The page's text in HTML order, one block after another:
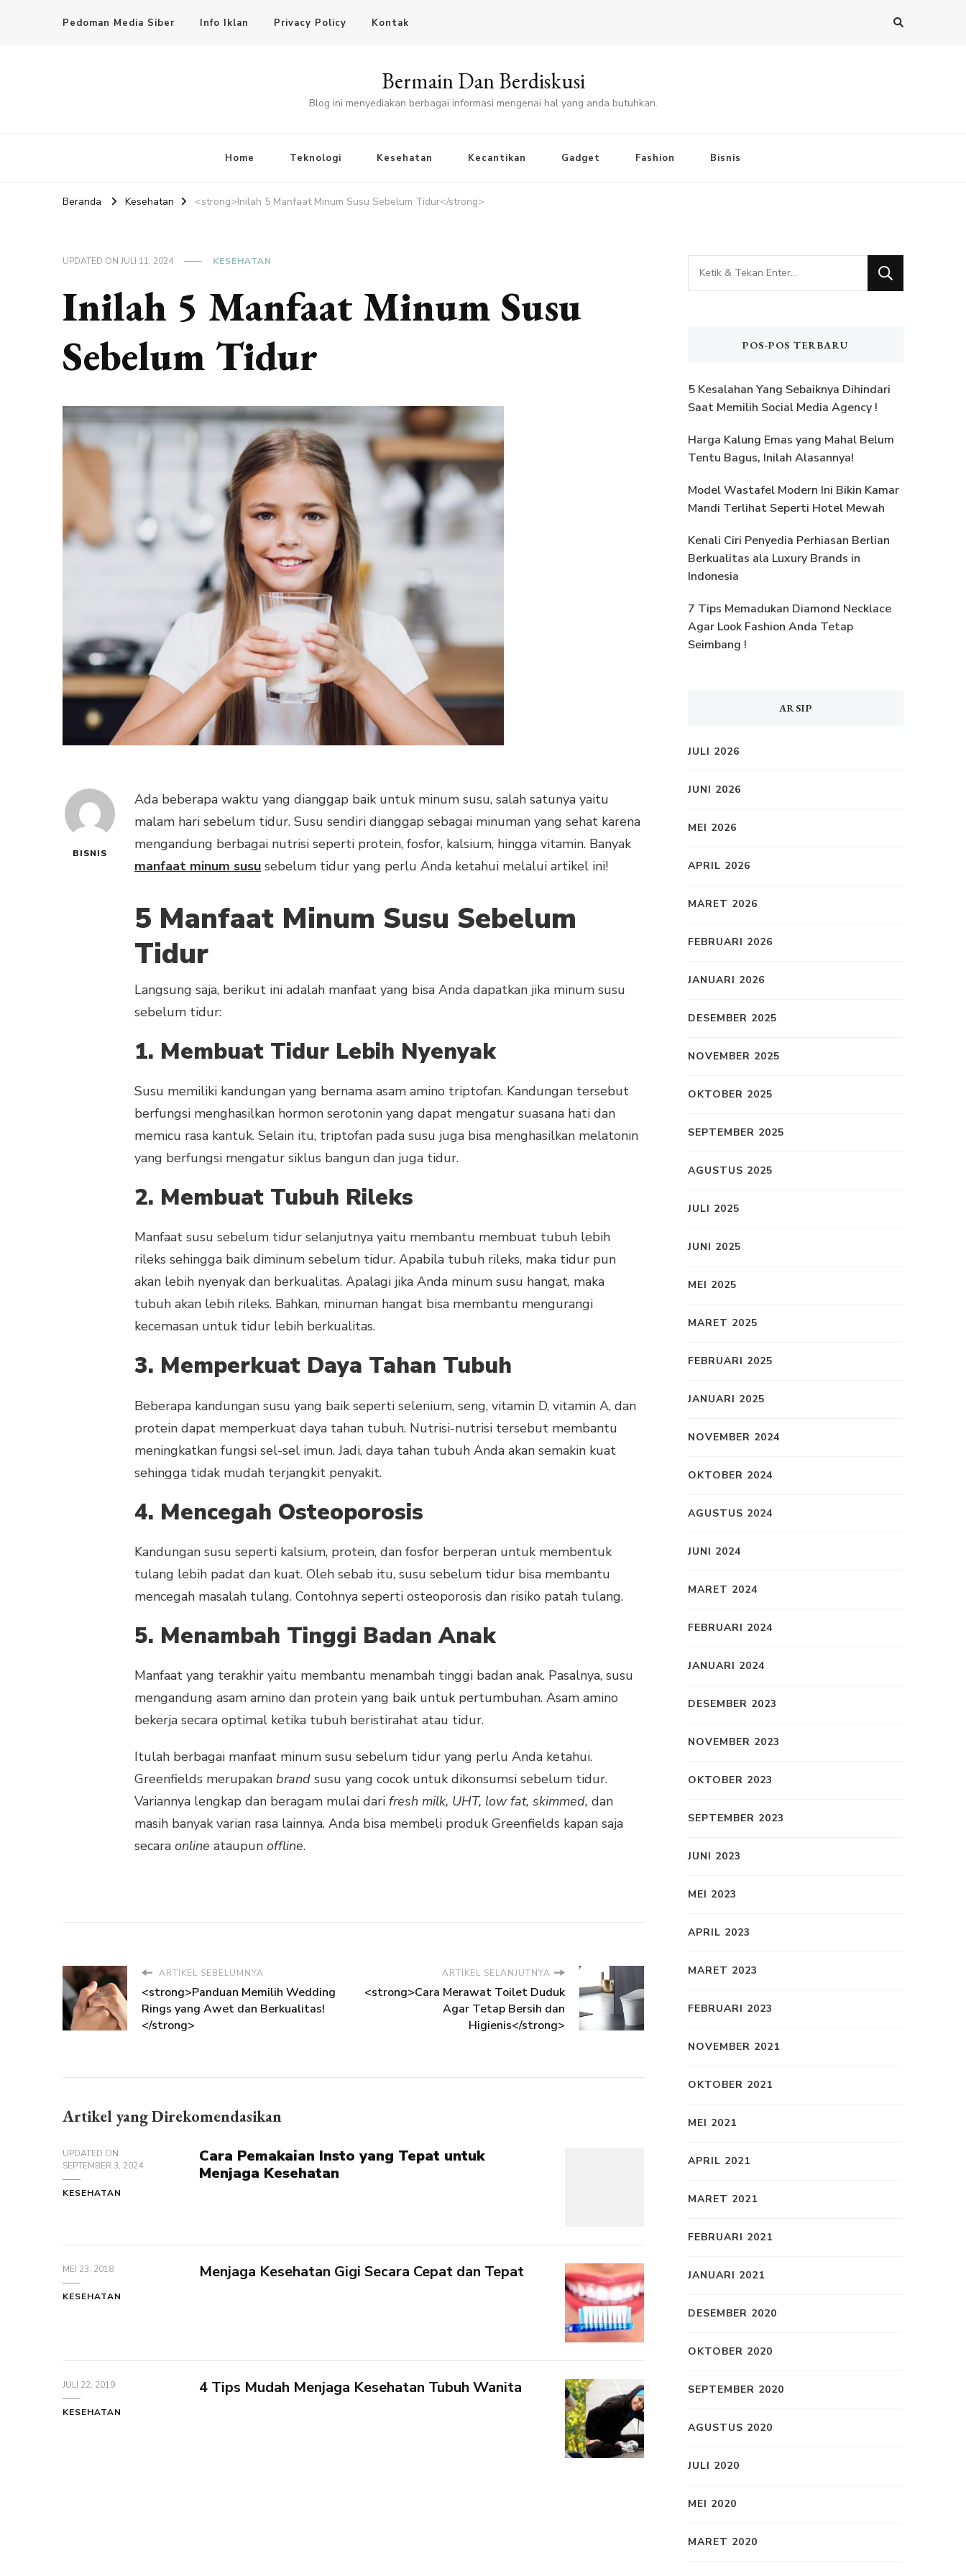
Pedoman Media Siber Info Iklan Privacy Policy Kontak
Bermain Dan Berdiskusi
Blog ini menyediakan berbagai informasi mengenai hal yang anda butuhkan.
Home Teknologi Kesehatan Kecantikan Gadget Fashion Bisnis
Beranda Kesehatan <strong>Inilah 5 Manfaat Minum Susu Sebelum Tidur</strong>
UPDATED ON JULI 11, 2024 KESEHATAN
Inilah 5 Manfaat Minum Susu
Sebelum Tidur
BISNIS
Ada beberapa waktu yang dianggap baik untuk minum susu, salah satunya yaitu
malam hari sebelum tidur. Susu sendiri dianggap sebagai minuman yang sehat karena
mengandung berbagai nutrisi seperti protein, fosfor, kalsium, hingga vitamin. Banyak
manfaat minum susu sebelum tidur yang perlu Anda ketahui melalui artikel ini!
5 Manfaat Minum Susu Sebelum
Tidur
Langsung saja, berikut ini adalah manfaat yang bisa Anda dapatkan jika minum susu
sebelum tidur:
1. Membuat Tidur Lebih Nyenyak
Susu memiliki kandungan yang bernama asam amino triptofan. Kandungan tersebut
berfungsi menghasilkan hormon serotonin yang dapat mengatur suasana hati dan
memicu rasa kantuk. Selain itu, triptofan pada susu juga bisa menghasilkan melatonin
yang berfungsi mengatur siklus bangun dan juga tidur.
2. Membuat Tubuh Rileks
Manfaat susu sebelum tidur selanjutnya yaitu membantu membuat tubuh lebih
rileks sehingga baik diminum sebelum tidur. Apabila tubuh rileks, maka tidur pun
akan lebih nyenyak dan berkualitas. Apalagi jika Anda minum susu hangat, maka
tubuh akan lebih rileks. Bahkan, minuman hangat bisa membantu mengurangi
kecemasan untuk tidur lebih berkualitas.
3. Memperkuat Daya Tahan Tubuh
Beberapa kandungan susu yang baik seperti selenium, seng, vitamin D, vitamin A, dan
protein dapat memperkuat daya tahan tubuh. Nutrisi-nutrisi tersebut membantu
meningkatkan fungsi sel-sel imun. Jadi, daya tahan tubuh Anda akan semakin kuat
sehingga tidak mudah terjangkit penyakit.
4. Mencegah Osteoporosis
Kandungan susu seperti kalsium, protein, dan fosfor berperan untuk membentuk
tulang lebih padat dan kuat. Oleh sebab itu, susu sebelum tidur bisa membantu
mencegah masalah tulang. Contohnya seperti osteoporosis dan risiko patah tulang.
5. Menambah Tinggi Badan Anak
Manfaat yang terakhir yaitu membantu menambah tinggi badan anak. Pasalnya, susu
mengandung asam amino dan protein yang baik untuk pertumbuhan. Asam amino
bekerja secara optimal ketika tubuh beristirahat atau tidur.
Itulah berbagai manfaat minum susu sebelum tidur yang perlu Anda ketahui.
Greenfields merupakan brand susu yang cocok untuk dikonsumsi sebelum tidur.
Variannya lengkap dan beragam mulai dari fresh milk, UHT, low fat, skimmed, dan
masih banyak varian rasa lainnya. Anda bisa membeli produk Greenfields kapan saja
secara online ataupun offline.
ARTIKEL SEBELUMNYA
<strong>Panduan Memilih Wedding
Rings yang Awet dan Berkualitas!
</strong>
ARTIKEL SELANJUTNYA
<strong>Cara Merawat Toilet Duduk
Agar Tetap Bersih dan
Higienis</strong>
Artikel yang Direkomendasikan
UPDATED ON
SEPTEMBER 3, 2024
KESEHATAN
Cara Pemakaian Insto yang Tepat untuk
Menjaga Kesehatan
MEI 23, 2018
KESEHATAN
Menjaga Kesehatan Gigi Secara Cepat dan Tepat
JULI 22, 2019
KESEHATAN
4 Tips Mudah Menjaga Kesehatan Tubuh Wanita
Mencari
Sesuatu?
POS-POS TERBARU
5 Kesalahan Yang Sebaiknya Dihindari
Saat Memilih Social Media Agency !
Harga Kalung Emas yang Mahal Belum
Tentu Bagus, Inilah Alasannya!
Model Wastafel Modern Ini Bikin Kamar
Mandi Terlihat Seperti Hotel Mewah
Kenali Ciri Penyedia Perhiasan Berlian
Berkualitas ala Luxury Brands in
Indonesia
7 Tips Memadukan Diamond Necklace
Agar Look Fashion Anda Tetap
Seimbang !
ARSIP
JULI 2026
JUNI 2026
MEI 2026
APRIL 2026
MARET 2026
FEBRUARI 2026
JANUARI 2026
DESEMBER 2025
NOVEMBER 2025
OKTOBER 2025
SEPTEMBER 2025
AGUSTUS 2025
JULI 2025
JUNI 2025
MEI 2025
MARET 2025
FEBRUARI 2025
JANUARI 2025
NOVEMBER 2024
OKTOBER 2024
AGUSTUS 2024
JUNI 2024
MARET 2024
FEBRUARI 2024
JANUARI 2024
DESEMBER 2023
NOVEMBER 2023
OKTOBER 2023
SEPTEMBER 2023
JUNI 2023
MEI 2023
APRIL 2023
MARET 2023
FEBRUARI 2023
NOVEMBER 2021
OKTOBER 2021
MEI 2021
APRIL 2021
MARET 2021
FEBRUARI 2021
JANUARI 2021
DESEMBER 2020
OKTOBER 2020
SEPTEMBER 2020
AGUSTUS 2020
JULI 2020
MEI 2020
MARET 2020